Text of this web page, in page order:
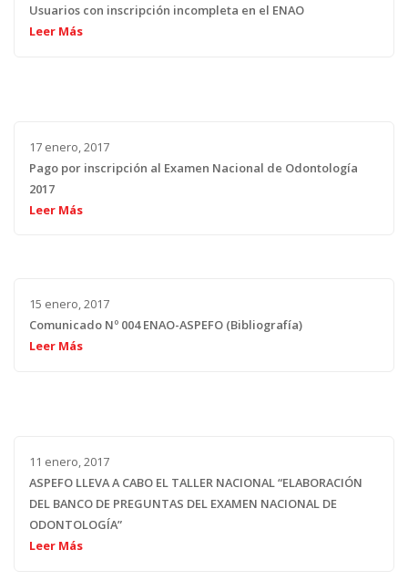
Usuarios con inscripción incompleta en el ENAO
Leer Más
17 enero, 2017
Pago por inscripción al Examen Nacional de Odontología
2017
Leer Más
15 enero, 2017
Comunicado Nº 004 ENAO-ASPEFO (Bibliografía)
Leer Más
11 enero, 2017
ASPEFO LLEVA A CABO EL TALLER NACIONAL “ELABORACIÓN
DEL BANCO DE PREGUNTAS DEL EXAMEN NACIONAL DE
ODONTOLOGÍA”
Leer Más